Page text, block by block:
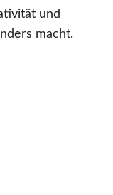
und
macht.